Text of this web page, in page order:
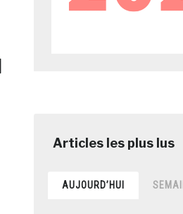
AUJOURD’HUI